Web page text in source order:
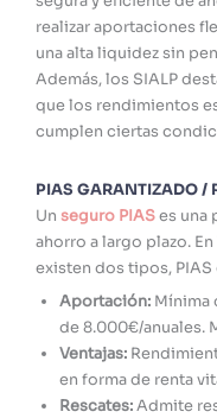
realizar aportaciones
una alta liquidez sin
Además, los SIALP
que los rendimientos
cumplen ciertas
PIAS GARANTIZADO /
Un seguro PIASes una
ahorro a largo plazo.
existen dos tipos, PIAS
Aportación: Mínima
de 8.000€/anuales.
Ventajas:
en forma de renta
Rescates:Admite